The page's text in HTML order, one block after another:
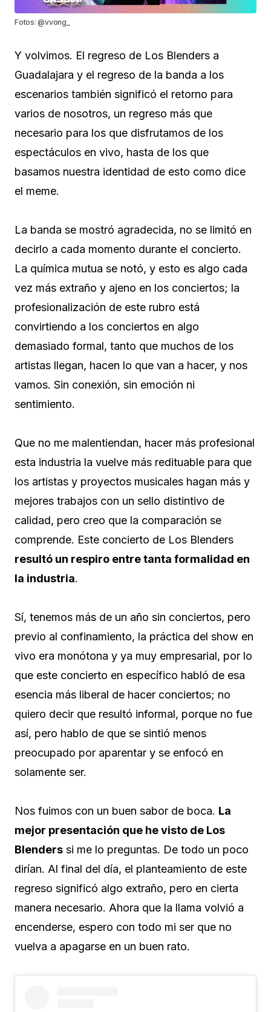
Fotos: @vvong_
Y volvimos. El regreso de Los Blenders a
Guadalajara y el regreso de la banda a los
escenarios también significó el retorno para
varios de nosotros, un regreso más que
necesario para los que disfrutamos de los
espectáculos en vivo, hasta de los que
basamos nuestra identidad de esto como dice
el meme.
La banda se mostró agradecida, no se limitó en
decirlo a cada momento durante el concierto.
La química mutua se notó, y esto es algo cada
vez más extraño y ajeno en los conciertos; la
profesionalización de este rubro está
convirtiendo a los conciertos en algo
demasiado formal, tanto que muchos de los
artistas llegan, hacen lo que van a hacer, y nos
vamos. Sin conexión, sin emoción ni
sentimiento.
Que no me malentiendan, hacer más profesional
esta industria la vuelve más redituable para que
los artistas y proyectos musicales hagan más y
mejores trabajos con un sello distintivo de
calidad, pero creo que la comparación se
comprende. Este concierto de Los Blenders
resultó un respiro entre tanta formalidad en
la industria.
Sí, tenemos más de un año sin conciertos, pero
previo al confinamiento, la práctica del show en
vivo era monótona y ya muy empresarial, por lo
que este concierto en específico habló de esa
esencia más liberal de hacer conciertos; no
quiero decir que resultó informal, porque no fue
así, pero hablo de que se sintió menos
preocupado por aparentar y se enfocó en
solamente ser.
Nos fuimos con un buen sabor de boca. La
mejor presentación que he visto de Los
Blenders si me lo preguntas. De todo un poco
dirían. Al final del día, el planteamiento de este
regreso significó algo extraño, pero en cierta
manera necesario. Ahora que la llama volvió a
encenderse, espero con todo mi ser que no
vuelva a apagarse en un buen rato.